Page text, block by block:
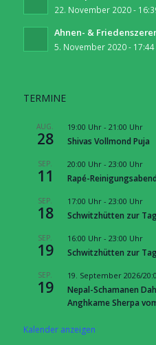
22. November 2020 -
Ahnen- &
5. November 2020 - 17:44
TERMINE
AUG.
28
19:00 Uhr- 21:00 Uhr
Shivas Vollmond Puja
SEP.
11
20:00 Uhr- 23:00 Uhr
Rapé-Reinigungsabend
SEP.
18
17:00 Uhr- 23:00 Uhr
Schwitzhütten zur
SEP.
19
16:00 Uhr- 23:00 Uhr
Schwitzhütten zur
SEP.
19
19. September 2026/
Nepal-Schamanen
Anghkame Sherpa
Kalender anzeigen